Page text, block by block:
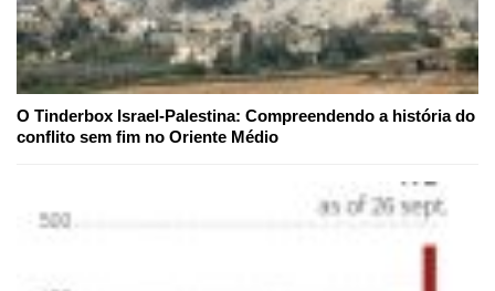
O Tinderbox Israel-Palestina: Compreendendo a história do
conflito sem fim no Oriente Médio